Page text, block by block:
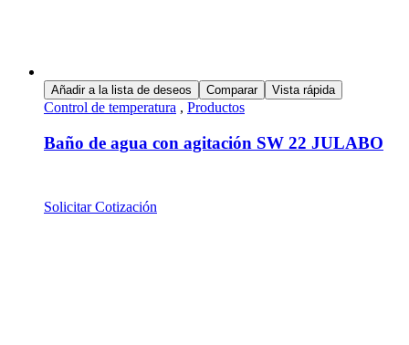
Añadir a la lista de deseos Comparar Vista rápida
Control de temperatura , Productos
Baño de agua con agitación SW 22 JULABO
Solicitar Cotización